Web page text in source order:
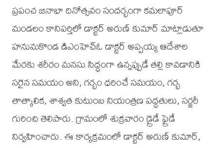
ప్రపంచ జనాభా దినోత్సవం సందర్భంగా కమలాపూర్
మండలం కానిపర్తిలో డాక్టర్ అరుణ్ కుమార్ మాట్లాడుతూ
హనుమకొండ డిఎంహెచ్ఓ డాక్టర్ అప్పయ్య ఆదేశాల
మేరకు శరీరం మనసు సిద్ధంగా ఉన్నప్పుడే తల్లి కావడానికి
సరైన సమయం అని, గర్భం ధరించే సమయం, గర్భ
తాత్కాలిక, శాశ్వత కుటుంబ నియంత్రణ పద్ధతులు, సర్జరీ
గురించి తెలిపారు. గ్రామంలో శుక్రవారం డ్రైడే ఫ్రైడే
నిర్వహించారు. ఈ కార్యక్రమంలో డాక్టర్ అరుణ్ కుమార్,